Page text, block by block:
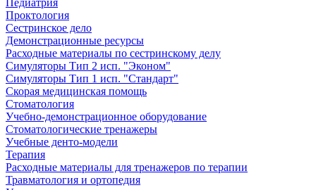
Педиатрия
Проктология
Сестринское дело
Демонстрационные ресурсы
Расходные материалы по сестринскому делу
Симуляторы Тип 2 исп. "Эконом"
Симуляторы Тип 1 исп. "Стандарт"
Скорая медицинская помощь
Стоматология
Учебно-демонстрационное оборудование
Стоматологические тренажеры
Учебные денто-модели
Терапия
Расходные материалы для тренажеров по терапии
Травматология и ортопедия